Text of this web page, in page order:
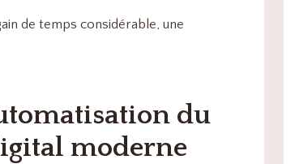
de temps considérable, une
du
moderne